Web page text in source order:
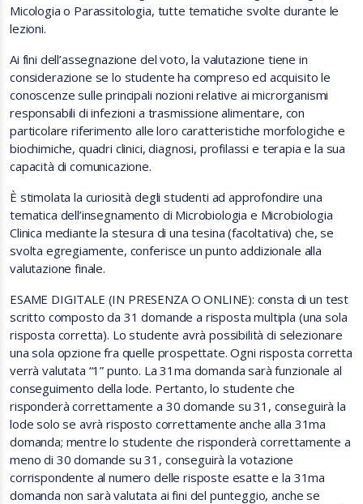
Micologia o Parassitologia, tutte tematiche svolte durante le
lezioni.
Ai fini dell’assegnazione del voto, la valutazione tiene in
considerazione se lo studente ha compreso ed acquisito le
conoscenze sulle principali nozioni relative ai microrganismi
responsabili di infezioni a trasmissione alimentare, con
particolare riferimento alle loro caratteristiche morfologiche e
biochimiche, quadri clinici, diagnosi, profilassi e terapia e la sua
capacità di comunicazione.
È stimolata la curiosità degli studenti ad approfondire una
tematica dell’insegnamento di Microbiologia e Microbiologia
Clinica mediante la stesura di una tesina (facoltativa) che, se
svolta egregiamente, conferisce un punto addizionale alla
valutazione finale.
ESAME DIGITALE (IN PRESENZA O ONLINE): consta di un test
scritto composto da 31 domande a risposta multipla (una sola
risposta corretta). Lo studente avrà possibilità di selezionare
una sola opzione fra quelle prospettate. Ogni risposta corretta
verrà valutata “1” punto. La 31ma domanda sarà funzionale al
conseguimento della lode. Pertanto, lo studente che
risponderà correttamente a 30 domande su 31, conseguirà la
lode solo se avrà risposto correttamente anche alla 31ma
domanda; mentre lo studente che risponderà correttamente a
meno di 30 domande su 31, conseguirà la votazione
corrispondente al numero delle risposte esatte e la 31ma
domanda non sarà valutata ai fini del punteggio, anche se